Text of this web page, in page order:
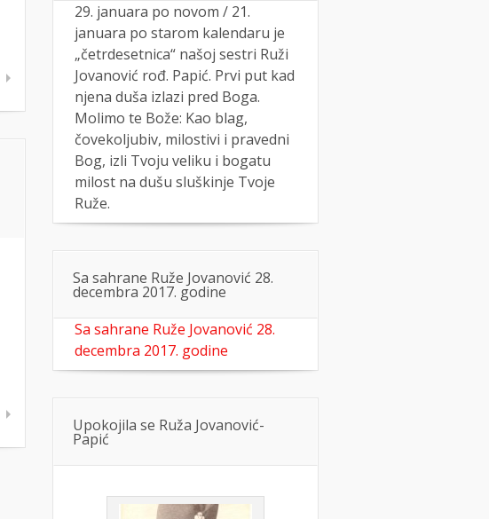
29. januara po novom / 21.
januara po starom kalendaru je
„četrdesetnica“ našoj sestri Ruži
Jovanović rođ. Papić. Prvi put kad
njena duša izlazi pred Boga.
Molimo te Bože: Kao blag,
čovekoljubiv, milostivi i pravedni
Bog, izli Tvoju veliku i bogatu
milost na dušu sluškinje Tvoje
Ruže.
Sa sahrane Ruže Jovanović 28.
decembra 2017. godine
Sa sahrane Ruže Jovanović 28.
decembra 2017. godine
Upokojila se Ruža Jovanović-
Papić